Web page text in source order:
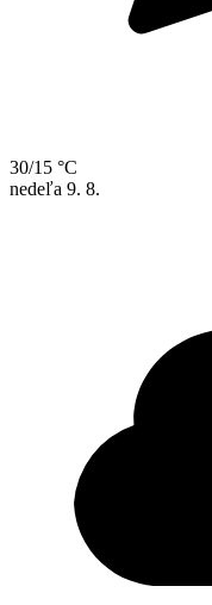
30/15 °C
nedeľa 9. 8.